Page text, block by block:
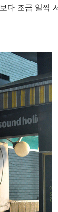
다 조금 일찍